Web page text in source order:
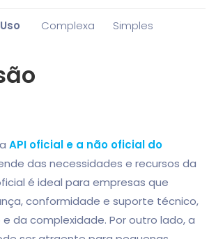
Complexa Simples
API oficial e a não oficial do
das necessidades e recursos da
é ideal para empresas que
conformidade e suporte técnico,
da complexidade. Por outro lado, a